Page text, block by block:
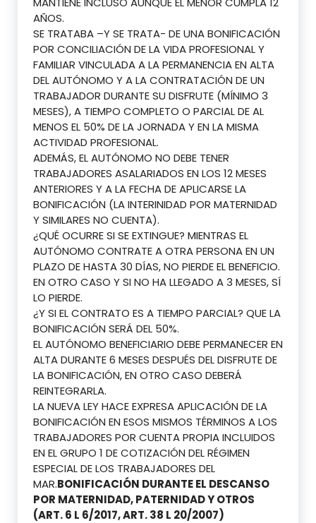
AÑOS.
SE TRATABA –Y SE TRATA- DE UNA BONIFICACIÓN
POR CONCILIACIÓN DE LA VIDA PROFESIONAL Y
FAMILIAR VINCULADA A LA PERMANENCIA EN ALTA
DEL AUTÓNOMO Y A LA CONTRATACIÓN DE UN
TRABAJADOR DURANTE SU DISFRUTE (MÍNIMO 3
MESES), A TIEMPO COMPLETO O PARCIAL DE AL
MENOS EL 50% DE LA JORNADA Y EN LA MISMA
ACTIVIDAD PROFESIONAL.
ADEMÁS, EL AUTÓNOMO NO DEBE TENER
TRABAJADORES ASALARIADOS EN LOS 12 MESES
ANTERIORES Y A LA FECHA DE APLICARSE LA
BONIFICACIÓN (LA INTERINIDAD POR MATERNIDAD
Y SIMILARES NO CUENTA).
¿QUÉ OCURRE SI SE EXTINGUE? MIENTRAS EL
AUTÓNOMO CONTRATE A OTRA PERSONA EN UN
PLAZO DE HASTA 30 DÍAS, NO PIERDE EL BENEFICIO.
EN OTRO CASO Y SI NO HA LLEGADO A 3 MESES, SÍ
LO PIERDE.
¿Y SI EL CONTRATO ES A TIEMPO PARCIAL? QUE LA
BONIFICACIÓN SERÁ DEL 50%.
EL AUTÓNOMO BENEFICIARIO DEBE PERMANECER EN
ALTA DURANTE 6 MESES DESPUÉS DEL DISFRUTE DE
LA BONIFICACIÓN, EN OTRO CASO DEBERÁ
REINTEGRARLA.
LA NUEVA LEY HACE EXPRESA APLICACIÓN DE LA
BONIFICACIÓN EN ESOS MISMOS TÉRMINOS A LOS
TRABAJADORES POR CUENTA PROPIA INCLUIDOS
EN EL GRUPO 1 DE COTIZACIÓN DEL RÉGIMEN
ESPECIAL DE LOS TRABAJADORES DEL
MAR.BONIFICACIÓN DURANTE EL DESCANSO
POR MATERNIDAD, PATERNIDAD Y OTROS
(ART. 6 L 6/2017, ART. 38 L 20/2007)